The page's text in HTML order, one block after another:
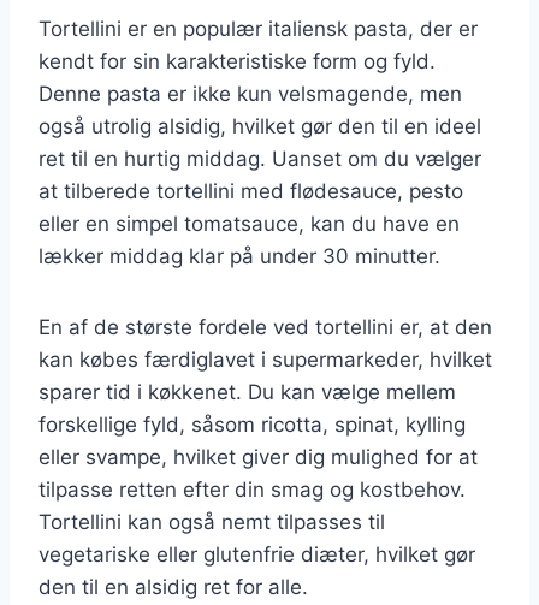
Tortellini er en populær italiensk pasta, der er
kendt for sin karakteristiske form og fyld.
Denne pasta er ikke kun velsmagende, men
også utrolig alsidig, hvilket gør den til en ideel
ret til en hurtig middag. Uanset om du vælger
at tilberede tortellini med flødesauce, pesto
eller en simpel tomatsauce, kan du have en
lækker middag klar på under 30 minutter.
En af de største fordele ved tortellini er, at den
kan købes færdiglavet i supermarkeder, hvilket
sparer tid i køkkenet. Du kan vælge mellem
forskellige fyld, såsom ricotta, spinat, kylling
eller svampe, hvilket giver dig mulighed for at
tilpasse retten efter din smag og kostbehov.
Tortellini kan også nemt tilpasses til
vegetariske eller glutenfrie diæter, hvilket gør
den til en alsidig ret for alle.